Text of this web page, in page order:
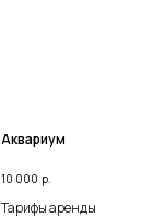
Аквариум
10 000 р.
Тарифы аренды